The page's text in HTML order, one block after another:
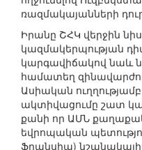
ռազմակայանների
Իրանը ՇՀԿ վերջին
կազմակերպության
կարգավիճակով նաև
համատեղ
Ասիական
ակտիվացումը շատ
քանի որ ԱՄՆ
եվրոպական
Ֆրանսիա)